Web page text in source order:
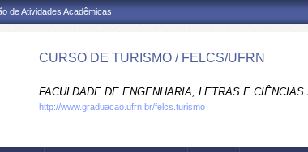
de Atividades Acadêmicas
CURSO DE TURISMO / FELCS/UFRN
FACULDADE DE ENGENHARIA, LETRAS E
http://www.graduacao.ufrn.br/felcs.turismo